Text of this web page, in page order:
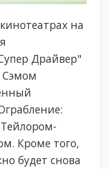
на
Драйвер"
Сэмом
Кроме того,
будет снова